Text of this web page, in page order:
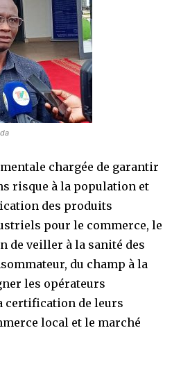
chargée de garantir
risque à la population et
des produits
pour le commerce, le
de veiller à la sanité des
du champ à la
les opérateurs
certification de leurs
local et le marché